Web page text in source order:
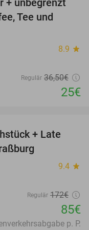
32%
Tee und
8.9 star
Regulär 36,50€
25€
51%
+ Late
9.4 star
Regulär 172€
85€
p. P.